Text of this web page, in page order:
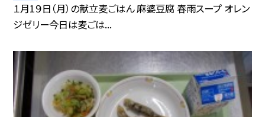
１月1９日（月）の献立麦ごはん 麻婆豆腐 春雨スープ オレン
ジゼリー今日は麦ごは...